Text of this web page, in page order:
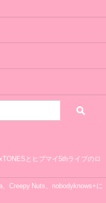
とヒプマイ5thライブのロ
、Creepy Nuts、nobodyknows+に